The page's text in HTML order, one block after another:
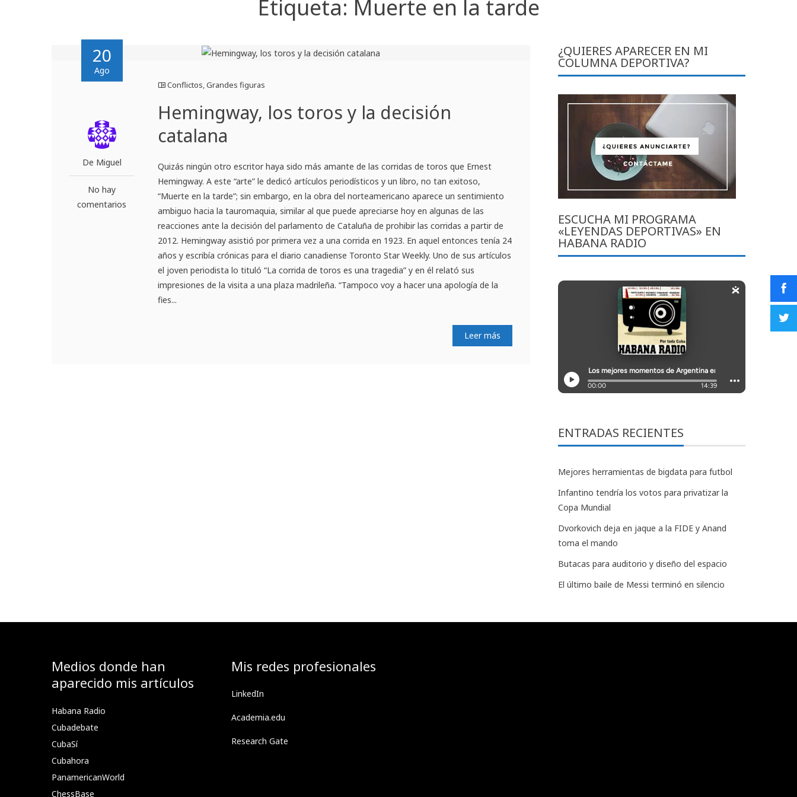
Etiqueta: Muerte en la tarde
20
Ago
De Miguel
No hay
comentarios
Conflictos,Grandes figuras
Hemingway, los toros y la decisión
catalana
Quizás ningún otro escritor haya sido más amante de las corridas de toros que Ernest
Hemingway. A este “arte” le dedicó artículos periodísticos y un libro, no tan exitoso,
“Muerte en la tarde”; sin embargo, en la obra del norteamericano aparece un sentimiento
ambiguo hacia la tauromaquia, similar al que puede apreciarse hoy en algunas de las
reacciones ante la decisión del parlamento de Cataluña de prohibir las corridas a partir de
2012. Hemingway asistió por primera vez a una corrida en 1923. En aquel entonces tenía 24
años y escribía crónicas para el diario canadiense Toronto Star Weekly. Uno de sus artículos
el joven periodista lo tituló “La corrida de toros es una tragedia” y en él relató sus
impresiones de la visita a una plaza madrileña. “Tampoco voy a hacer una apología de la
fies...
Leer más
¿QUIERES APARECER EN MI
COLUMNA DEPORTIVA?
ESCUCHA MI PROGRAMA
«LEYENDAS DEPORTIVAS» EN
HABANA RADIO
ENTRADAS RECIENTES
Mejores herramientas de bigdata para futbol
Infantino tendría los votos para privatizar la
Copa Mundial
Dvorkovich deja en jaque a la FIDE y Anand
toma el mando
Butacas para auditorio y diseño del espacio
El último baile de Messi terminó en silencio
Medios donde han
aparecido mis artículos
Habana Radio
Cubadebate
CubaSí
Cubahora
PanamericanWorld
ChessBase
Mis redes profesionales
LinkedIn
Academia.edu
Research Gate